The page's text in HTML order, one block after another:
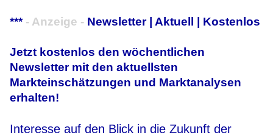
*** - Anzeige - Newsletter | Aktuell | Kostenlos
Jetzt kostenlos den wöchentlichen
Newsletter mit den aktuellsten
Markteinschätzungen und Marktanalysen
erhalten!
Interesse auf den Blick in die Zukunft der